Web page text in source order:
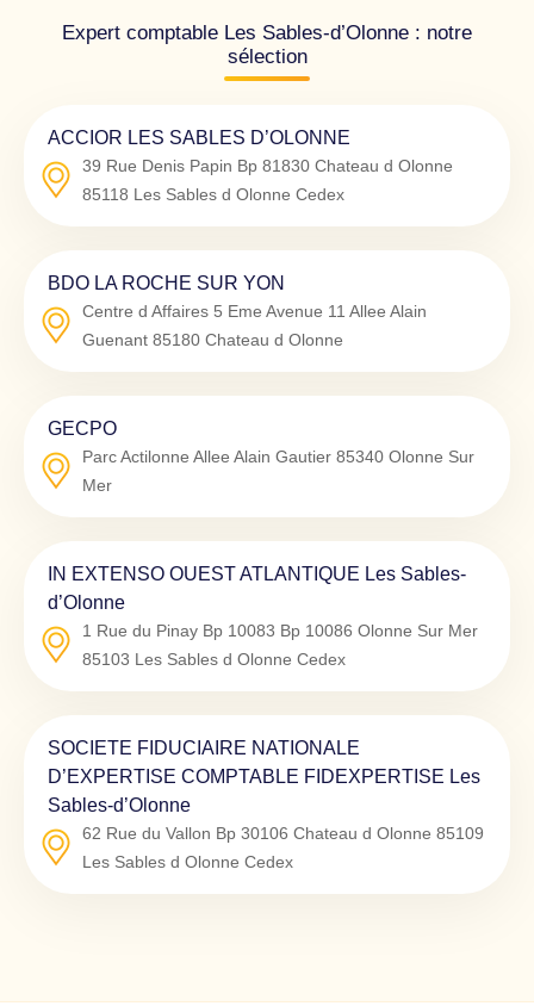
Expert comptable Les Sables-d’Olonne : notre
sélection
ACCIOR LES SABLES D’OLONNE
39 Rue Denis Papin Bp 81830 Chateau d Olonne
85118 Les Sables d Olonne Cedex
BDO LA ROCHE SUR YON
Centre d Affaires 5 Eme Avenue 11 Allee Alain
Guenant 85180 Chateau d Olonne
GECPO
Parc Actilonne Allee Alain Gautier 85340 Olonne Sur
Mer
IN EXTENSO OUEST ATLANTIQUE Les Sables-
d’Olonne
1 Rue du Pinay Bp 10083 Bp 10086 Olonne Sur Mer
85103 Les Sables d Olonne Cedex
SOCIETE FIDUCIAIRE NATIONALE
D’EXPERTISE COMPTABLE FIDEXPERTISE Les
Sables-d’Olonne
62 Rue du Vallon Bp 30106 Chateau d Olonne 85109
Les Sables d Olonne Cedex